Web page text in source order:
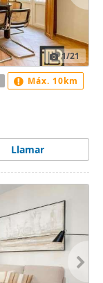
1/21
Llamar
Máx. 10km